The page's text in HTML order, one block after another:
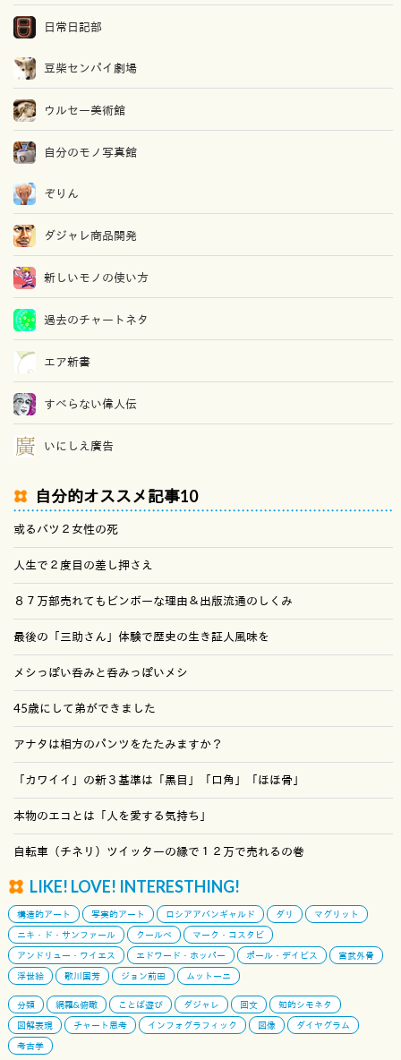
日常日記部
豆柴センパイ劇場
ウルセー美術館
自分のモノ写真館
ぞりん
ダジャレ商品開発
新しいモノの使い方
過去のチャートネタ
エア新書
すべらない偉人伝
いにしえ廣告
自分的オススメ記事10
或るバツ２女性の死
人生で２度目の差し押さえ
８７万部売れてもビンボーな理由＆出版流通のしくみ
最後の「三助さん」体験で歴史の生き証人風味を
メシっぽい呑みと呑みっぽいメシ
45歳にして弟ができました
アナタは相方のパンツをたたみますか？
「カワイイ」の新３基準は「黒目」「口角」「ほほ骨」
本物のエコとは「人を愛する気持ち」
自転車（チネリ）ツイッターの縁で１２万で売れるの巻
LIKE! LOVE! INTERESTHING!
構造的アート 写実的アート ロシアアバンギャルド ダリ
マグリット
ニキ・ド・サンファール
クールベ
マーク・コスタビ
アンドリュー・ワイエス
エドワード・ホッパー ポール・デイビス
宮武外骨
浮世絵
歌川国芳 ジョン前田 ムットーニ
分類 網羅&俯瞰 ことば遊び ダジャレ 回文
知的シモネタ
図解表現
チャート思考 インフォグラフィック 図像
ダイヤグラム
考古学